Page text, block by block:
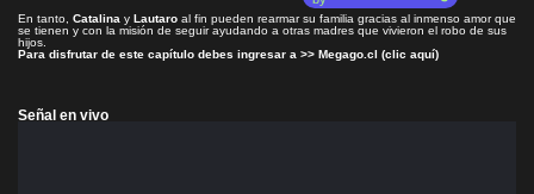
En tanto, Catalina y Lautaro al fin pueden rearmar su familia gracias al inmenso amor que
se tienen y con la misión de seguir ayudando a otras madres que vivieron el robo de sus
hijos.
Para disfrutar de este capítulo debes ingresar a >> Megago.cl (clic aquí)
Señal en vivo